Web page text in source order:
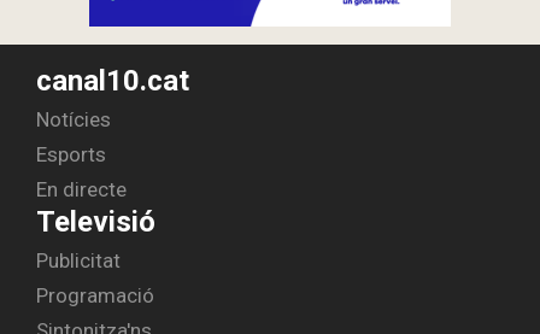
canal10.cat
Notícies
Esports
En directe
Televisió
Publicitat
Programació